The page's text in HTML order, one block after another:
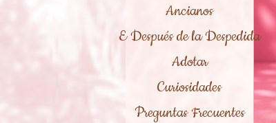
Ancianos
E Después de la Despedida
Adotar
Curiosidades
Preguntas Frecuentes